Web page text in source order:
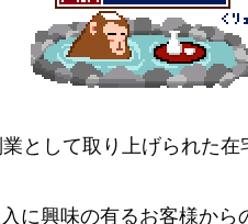
として取り上げられた在
に興味の有るお客様から